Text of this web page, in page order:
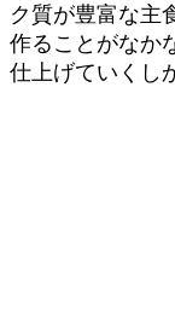
ク質が豊富な主
作ることがなか
仕上げていくし